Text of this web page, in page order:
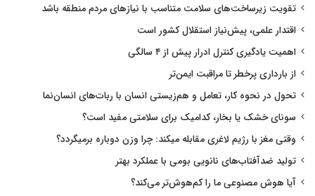
تقویت زیرساخت‌های سلامت متناسب با نیازهای مردم منطقه باشد
اقتدار علمی، پیش‌نیاز استقلال کشور است
اهمیت یادگیری کنترل ادرار پیش از ۴ سالگی
از بارداری پرخطر تا مراقبت ایمن‌تر
تحول در نحوه کار، تعامل و هم‌زیستی انسان با ربات‌های انسان‌نما
سونای خشک یا بخار، کدامیک برای سلامتی مفید است؟
وقتی مغز با رژیم لاغری مقابله میکند: چرا وزن دوباره برمیگردد؟
تولید ضدآفتاب‌های نانویی بومی با عملکرد بهتر
آیا هوش مصنوعی ما را کم‌هوش‌تر می‌کند؟